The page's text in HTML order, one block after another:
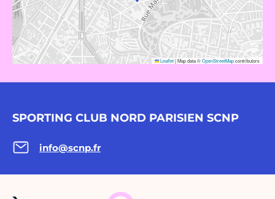
Leaflet|Map data ©OpenStreetMapcontributors
SPORTING CLUB NORD PARISIEN SCNP
info@scnp.fr